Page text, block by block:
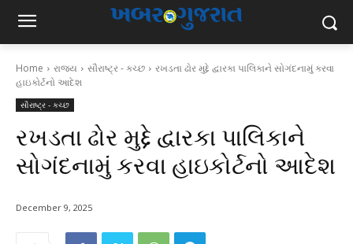
Home રાજ્ય સૌરાષ્ટ્ર - કચ્છ
રખડતા ઢોર મુદ્દે દ્વારકા પાલિકાને સોગંદનામું કરવા
હાઇકોર્ટનો આદેશ
સૌરાષ્ટ્ર - કચ્છ
રખડતા ઢોર મુદ્દે દ્વારકા પાલિકાને
સોગંદનામું કરવા હાઇકોર્ટનો આદેશ
December 9, 2025